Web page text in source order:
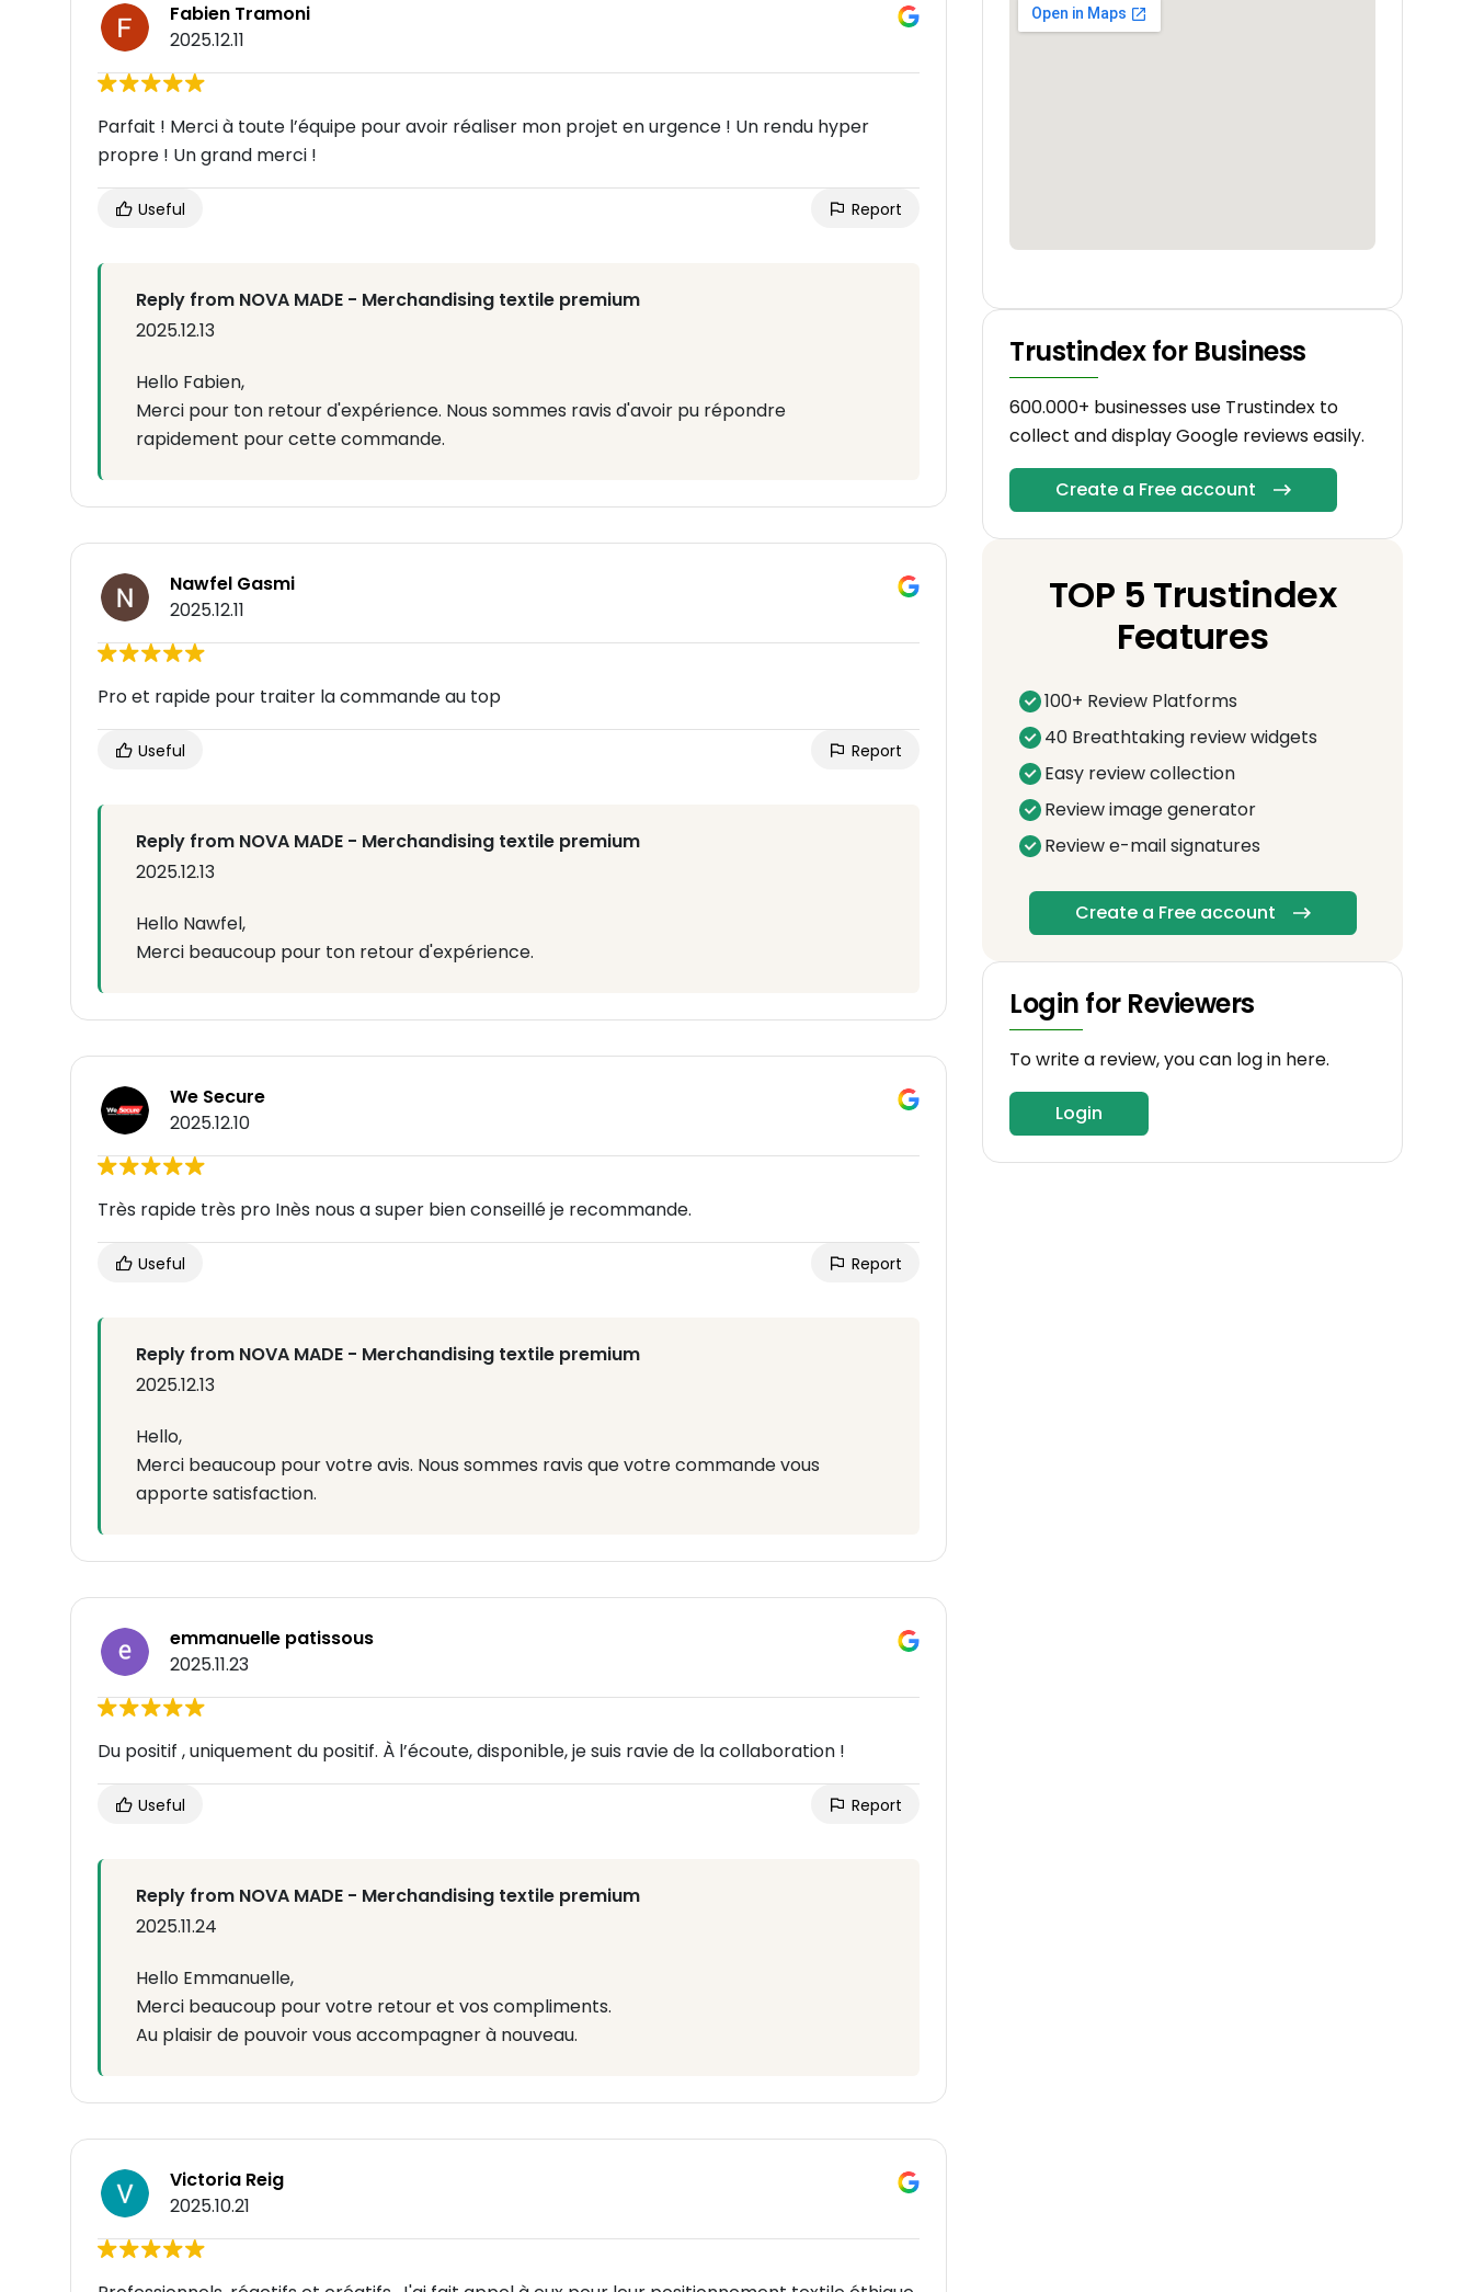
Fabien Tramoni
2025.12.11
Parfait ! Merci à toute l’équipe pour avoir réaliser mon projet en urgence ! Un rendu hyper
propre ! Un grand merci !
Useful Report
Reply from NOVA MADE - Merchandising textile premium
2025.12.13
Hello Fabien,
Merci pour ton retour d'expérience. Nous sommes ravis d'avoir pu répondre
rapidement pour cette commande.
Nawfel Gasmi
2025.12.11
Pro et rapide pour traiter la commande au top
Useful Report
Reply from NOVA MADE - Merchandising textile premium
2025.12.13
Hello Nawfel,
Merci beaucoup pour ton retour d'expérience.
We Secure
2025.12.10
Très rapide très pro Inès nous a super bien conseillé je recommande.
Useful Report
Reply from NOVA MADE - Merchandising textile premium
2025.12.13
Hello,
Merci beaucoup pour votre avis. Nous sommes ravis que votre commande vous
apporte satisfaction.
emmanuelle patissous
2025.11.23
Du positif , uniquement du positif. À l’écoute, disponible, je suis ravie de la collaboration !
Useful Report
Reply from NOVA MADE - Merchandising textile premium
2025.11.24
Hello Emmanuelle,
Merci beaucoup pour votre retour et vos compliments.
Au plaisir de pouvoir vous accompagner à nouveau.
Victoria Reig
2025.10.21
Trustindex for Business
600.000+ businesses use Trustindex to
collect and display Google reviews easily.
Create a Free account
TOP 5 Trustindex
Features
100+ Review Platforms
40 Breathtaking review widgets
Easy review collection
Review image generator
Review e-mail signatures
Create a Free account
Login for Reviewers
To write a review, you can log in here.
Login